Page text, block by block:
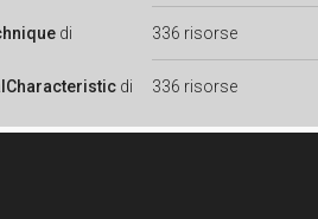
di 336 risorse
di 336 risorse